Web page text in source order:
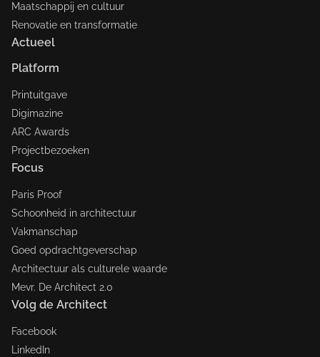
Maatschappij en cultuur
Renovatie en transformatie
Actueel
Platform
Printuitgave
Digimazine
ARC Awards
Projectbezoeken
Focus
Paris Proof
Schoonheid in architectuur
Vakmanschap
Goed opdrachtgeverschap
Architectuur als culturele waarde
Mevr. De Architect 2.0
Volg de Architect
Facebook
LinkedIn